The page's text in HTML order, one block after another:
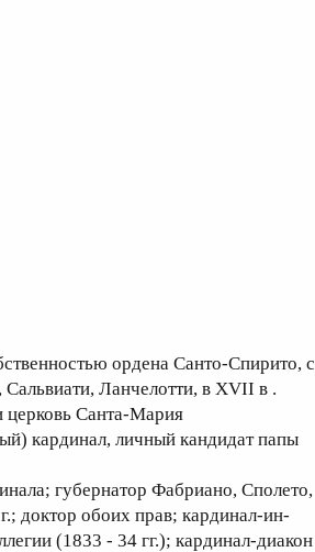
ордена Санто-Спирито, с
Ланчелотти, в XVII в .
церковь Санта-Мария
кардинал, личный кандидат папы
губернатор Фабриано, Сполето,
доктор обоих прав; кардинал-ин-
(1833 - 34 гг.); кардинал-диакон